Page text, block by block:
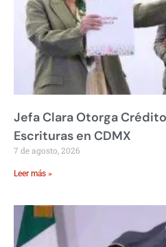
Jefa Clara Otorga
Escrituras en CDMX
7 de agosto, 2026
Leer más »